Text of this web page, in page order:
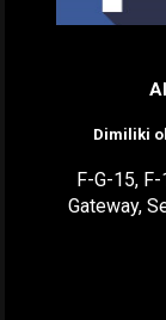
Dimiliki
F-G-15,
Gateway,